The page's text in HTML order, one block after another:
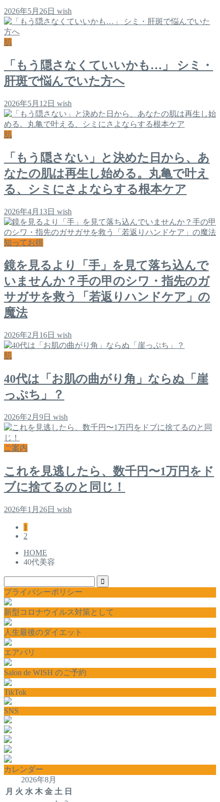
2026年5月26日 wish
肌
「もう隠さなくていいかも…」 シミ・
肝斑で悩んでいた方へ
2026年5月12日 wish
肌
「もう隠さない」と決めた日から、あ
なたの肌は再生し始める。丸亀で叶え
る、シミにさよならする根本ケア
2026年4月13日 wish
知ってお得
鏡を見るより「手」を見て落ち込んで
いませんか？手の甲のシワ・指先のガ
サガサを救う「若返りハンドケア」の
魔法
2026年2月16日 wish
肌
40代は「お肌の曲がり角」ならぬ「崖
っぷち」？
2026年2月9日 wish
ご案内
これを見逃したら、数千円〜1万円をド
ブに捨てるのと同じ！
2026年1月26日 wish
1
2
HOME
40代美容
プライバシーポリシー
新型コロナウイルス対策として
人生最後のダイエット
エアバリ
Salon de WISH のご予約
TikTok
SNS
カレンダー
2026年8月
月 火 水 木 金 土 日